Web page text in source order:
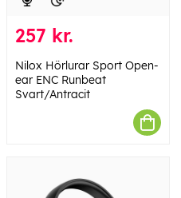
257 kr.
Nilox Hörlurar Sport Open-
ear ENC Runbeat
Svart/Antracit